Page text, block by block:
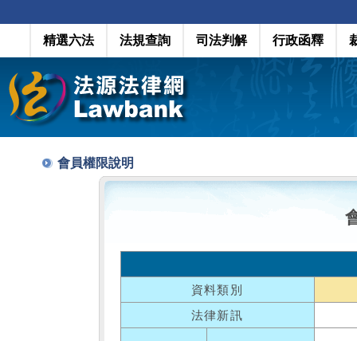
精選六法 法規查詢 司法判解 行政函釋
會員權限說明
資料類別
法律新訊